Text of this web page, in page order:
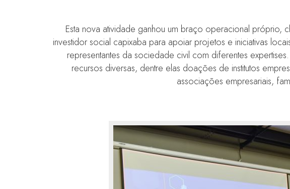
Esta nova atividade ganhou um braço operacional próprio,
investidor social capixaba para apoiar projetos e iniciativas
representantes da sociedade civil com diferentes
recursos diversas, dentre elas doações de institutos
associações empresariais,